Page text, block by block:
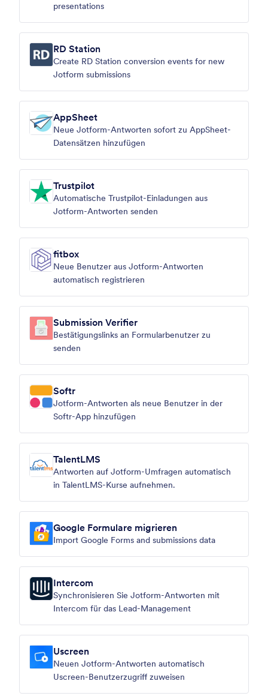
presentations
RD Station
Create RD Station conversion events for new
Jotform submissions
AppSheet
Neue Jotform-Antworten sofort zu AppSheet-
Datensätzen hinzufügen
Trustpilot
Automatische Trustpilot-Einladungen aus
Jotform-Antworten senden
fitbox
Neue Benutzer aus Jotform-Antworten
automatisch registrieren
Submission Verifier
Bestätigungslinks an Formularbenutzer zu
senden
Softr
Jotform-Antworten als neue Benutzer in der
Softr-App hinzufügen
TalentLMS
Antworten auf Jotform-Umfragen automatisch
in TalentLMS-Kurse aufnehmen.
Google Formulare migrieren
Import Google Forms and submissions data
Intercom
Synchronisieren Sie Jotform-Antworten mit
Intercom für das Lead-Management
Uscreen
Neuen Jotform-Antworten automatisch
Uscreen-Benutzerzugriff zuweisen